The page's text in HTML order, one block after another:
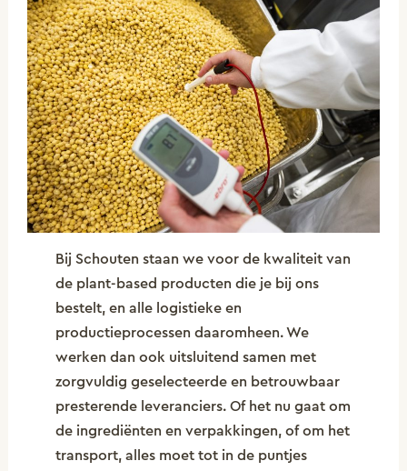
Bij Schouten staan we voor de kwaliteit van
de plant-based producten die je bij ons
bestelt, en alle logistieke en
productieprocessen daaromheen. We
werken dan ook uitsluitend samen met
zorgvuldig geselecteerde en betrouwbaar
presterende leveranciers. Of het nu gaat om
de ingrediënten en verpakkingen, of om het
transport, alles moet tot in de puntjes